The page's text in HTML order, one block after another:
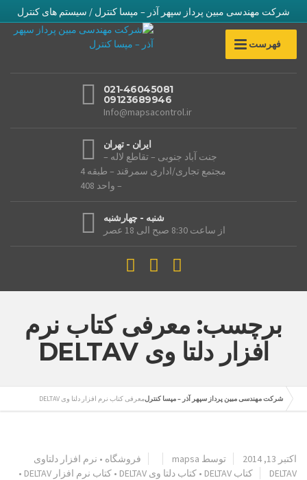
شرکت مهندسی مبین پرداز سپهر آذر – مپسا کنترل / سیستم های کنترل
فهرست
021-46045081
09123689946
Info@mapsacontrol.ir
ایران - تهران
جنت آباد جنوبی – تقاطع لاله –
مجتمع تجاری/اداری سمرقند – طبقه 4
– واحد 408
شنبه - چهارشنبه
از ساعت 8:30 صبح الی 18 عصر
برچسب: معرفی کتاب نرم
افزار دلتا وی DELTAV
شرکت مهندسی مبین پرداز سپهر آذر – مپسا کنترلمعرفی کتاب نرم افزار دلتا وی DELTAV
اکتبر 13, 2014 توسط mapsa فروشگاه • نرم افزار دلتاوی
DELTAV
کتاب DELTAV • کتاب دلتا وی DELTAV • کتاب نرم افزار DELTAV
•